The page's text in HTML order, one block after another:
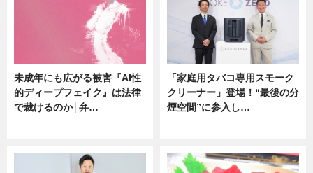
未成年にも広がる被害『AI性
的ディープフェイク』は法律
で裁けるのか│弁…
「家庭用タバコ専用スモーク
クリーナー」登場！“最後の分
煙空間”に参入し…